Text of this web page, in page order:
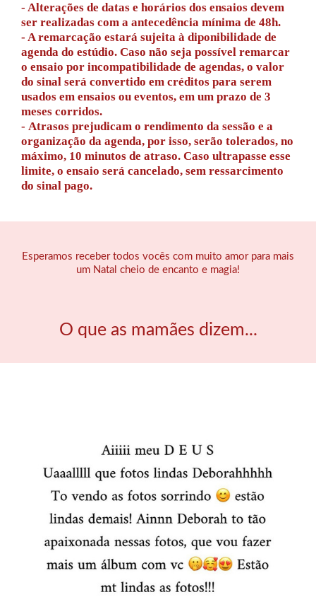
- Alterações de datas e horários dos ensaios devem
ser realizadas com a antecedência mínima de 48h.
- A remarcação estará sujeita à diponibilidade de
agenda do estúdio. Caso não seja possível remarcar
o ensaio por incompatibilidade de agendas, o valor
do sinal será convertido em créditos para serem
usados em ensaios ou eventos, em um prazo de 3
meses corridos.
- Atrasos prejudicam o rendimento da sessão e a
organização da agenda, por isso, serão tolerados, no
máximo, 10 minutos de atraso. Caso ultrapasse esse
limite, o ensaio será cancelado, sem ressarcimento
do sinal pago.
Esperamos receber todos vocês com muito amor para mais
um Natal cheio de encanto e magia!
O que as mamães dizem...